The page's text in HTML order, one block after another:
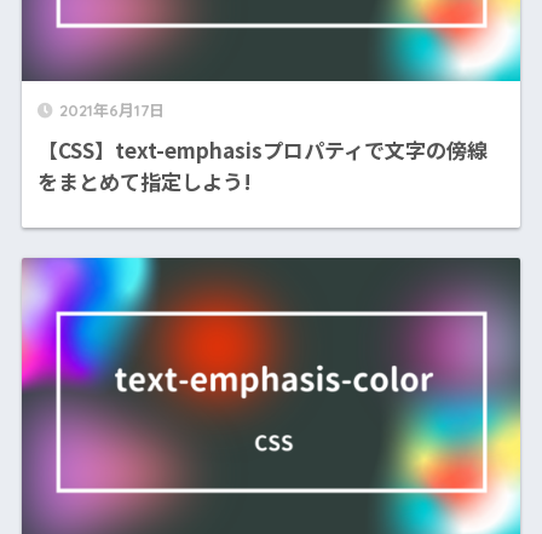
2021年6月17日
【CSS】text-emphasisプロパティで文字の傍線
をまとめて指定しよう!